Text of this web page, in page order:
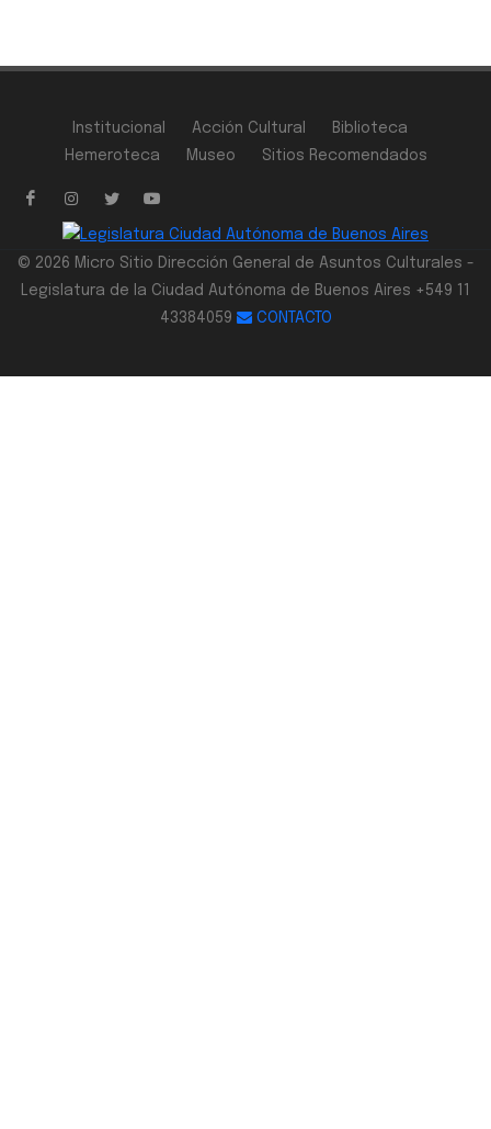
Institucional Acción Cultural
Biblioteca
Hemeroteca
Museo Sitios Recomendados
© 2026 Micro Sitio Dirección General de Asuntos Culturales -
Legislatura de la Ciudad Autónoma de Buenos Aires +549 11
43384059
CONTACTO